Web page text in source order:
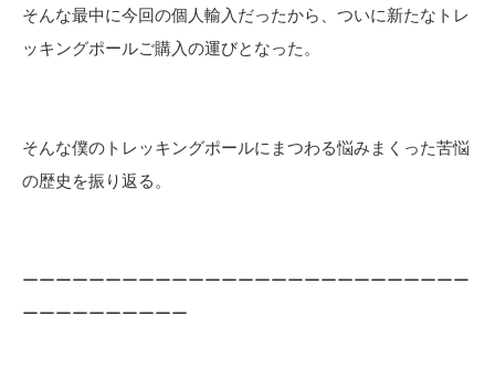
そんな最中に今回の個人輸入だったから、ついに新たなトレ
ッキングポールご購入の運びとなった。
そんな僕のトレッキングポールにまつわる悩みまくった苦悩
の歴史を振り返る。
ーーーーーーーーーーーーーーーーーーーーーーーーーーー
ーーーーーーーーーー